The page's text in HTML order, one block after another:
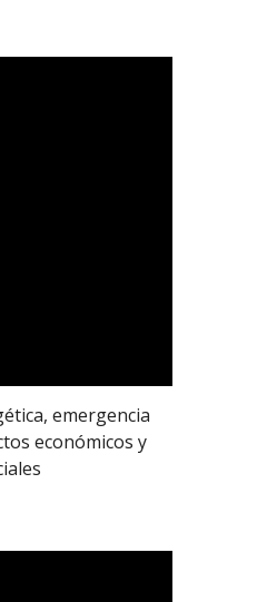
emergencia
económicos y